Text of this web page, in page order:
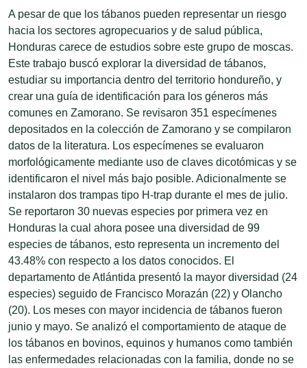
A pesar de que los tábanos pueden representar un riesgo
hacia los sectores agropecuarios y de salud pública,
Honduras carece de estudios sobre este grupo de moscas.
Este trabajo buscó explorar la diversidad de tábanos,
estudiar su importancia dentro del territorio hondureño, y
crear una guía de identificación para los géneros más
comunes en Zamorano. Se revisaron 351 especímenes
depositados en la colección de Zamorano y se compilaron
datos de la literatura. Los especímenes se evaluaron
morfológicamente mediante uso de claves dicotómicas y se
identificaron el nivel más bajo posible. Adicionalmente se
instalaron dos trampas tipo H-trap durante el mes de julio.
Se reportaron 30 nuevas especies por primera vez en
Honduras la cual ahora posee una diversidad de 99
especies de tábanos, esto representa un incremento del
43.48% con respecto a los datos conocidos. El
departamento de Atlántida presentó la mayor diversidad (24
especies) seguido de Francisco Morazán (22) y Olancho
(20). Los meses con mayor incidencia de tábanos fueron
junio y mayo. Se analizó el comportamiento de ataque de
los tábanos en bovinos, equinos y humanos como también
las enfermedades relacionadas con la familia, donde no se